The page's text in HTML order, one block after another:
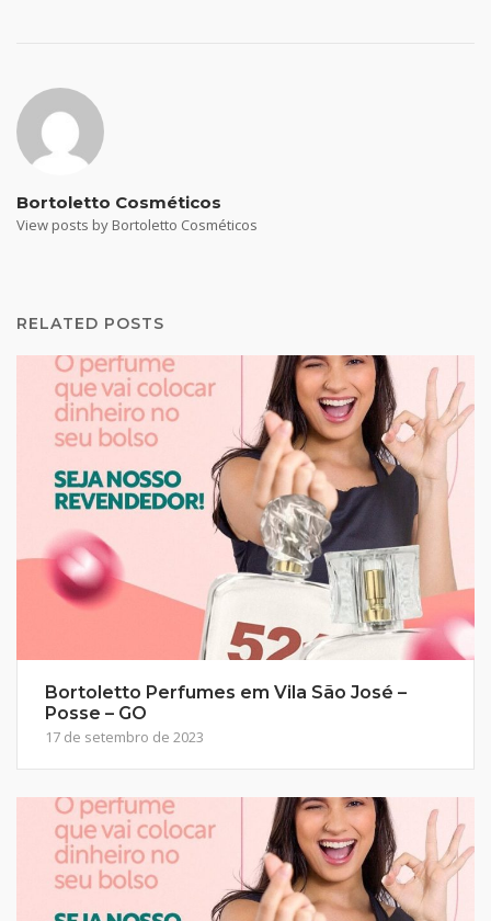
Bortoletto Cosméticos
View posts by Bortoletto Cosméticos
RELATED POSTS
Bortoletto Perfumes em Vila São José –
Posse – GO
17 de setembro de 2023